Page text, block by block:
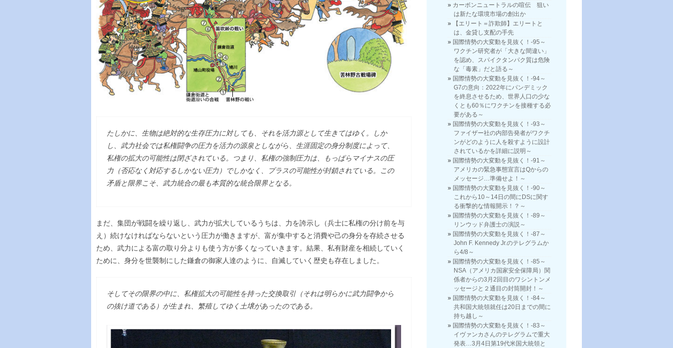
たしかに、生物は絶対的な生存圧力に対しても、それを活力源として生きてはゆく。しか
し、武力社会では私権闘争の圧力を活力の源泉としながら、生涯固定の身分制度によって、
私権の拡大の可能性は閉ざされている。つまり、私権の強制圧力は、もっぱらマイナスの圧
力（否応なく対応するしかない圧力）でしかなく、プラスの可能性が封鎖されている。この
矛盾と限界こそ、武力統合の最も本質的な統合限界となる。
まだ、集団が戦闘を繰り返し、武力が拡大しているうちは、力を誇示し（兵士に私権の分け前を与
え）続けなければならないという圧力が働きますが、富が集中すると消費や己の身分を存続させる
ため、武力による富の取り分よりも使う方が多くなっていきます。結果、私有財産を相続していく
ために、身分を世襲制にした鎌倉の御家人達のように、自滅していく歴史も存在しました。
そしてその限界の中に、私権拡大の可能性を持った交換取引（それは明らかに武力闘争から
の抜け道である）が生まれ、繁殖してゆく土壌があったのである。
カーボンニュートラルの喧伝 狙い
は新たな環境市場の創出か
【エリート＝詐欺師】エリートと
は、金貸し支配の手先
国際情勢の大変動を見抜く！-95～
ワクチン研究者が「大きな間違い」
を認め、スパイクタンパク質は危険
な「毒素」だと語る～
国際情勢の大変動を見抜く！-94～
G7の意向：2022年にパンデミック
を終息させるため、世界人口の少な
くとも60％にワクチンを接種する必
要がある～
国際情勢の大変動を見抜く！-93～
ファイザー社の内部告発者がワクチ
ンがどのように人を殺すように設計
されているかを詳細に説明～
国際情勢の大変動を見抜く！-91～
アメリカの緊急事態宣言はQからの
メッセージ…準備せよ！～
国際情勢の大変動を見抜く！-90～
これから10～14日の間にDSに関す
る衝撃的な情報開示！？～
国際情勢の大変動を見抜く！-89～
リンウッド弁護士の演説～
国際情勢の大変動を見抜く！-87～
John F. Kennedy Jr.のテレグラムか
ら4/8～
国際情勢の大変動を見抜く！-85～
NSA（アメリカ国家安全保障局）関
係者からの3月2回目のワシントンメ
ッセージと２通目の封筒開封！～
国際情勢の大変動を見抜く！-84～
共和国大統領就任は20日までの間に
持ち越し～
国際情勢の大変動を見抜く！-83～
イヴァンカさんのテレグラムで重大
発表…3月4日第19代米国大統領と